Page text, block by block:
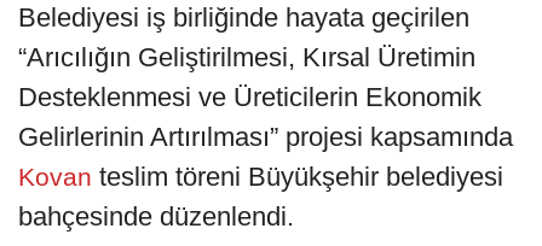
Belediyesi iş birliğinde hayata geçirilen
“Arıcılığın Geliştirilmesi, Kırsal Üretimin
Desteklenmesi ve Üreticilerin Ekonomik
Gelirlerinin Artırılması” projesi kapsamında
Kovan teslim töreni Büyükşehir belediyesi
bahçesinde düzenlendi.